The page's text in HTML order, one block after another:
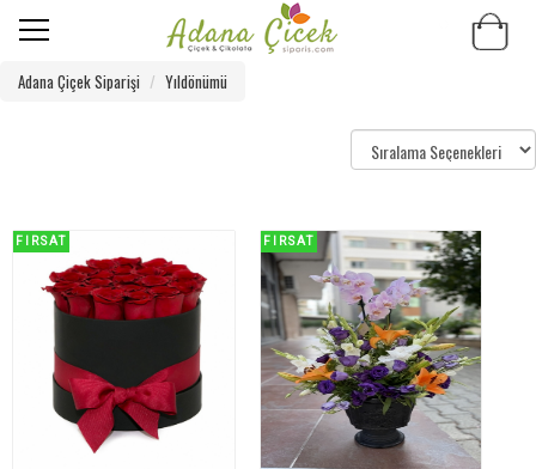
Adana Çiçek Siparişi Yıldönümü
FIRSAT FIRSAT